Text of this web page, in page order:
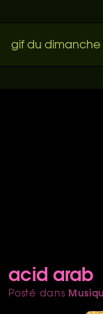
gif du dimanche
acid arab
Posté dans